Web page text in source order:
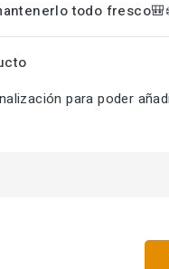
todo fresco
para poder